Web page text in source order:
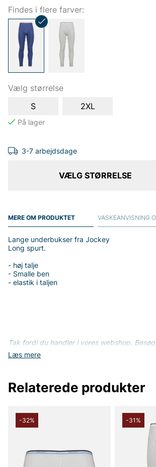
Findes i flere farver:
Vælg størrelse
S
2XL
3-7 arbejdsdage
VÆLG STØRRELSE
MERE OM PRODUKTET
Læs mere
Lange underbukser fra Jockey
Long spurt.
- høj talje
- Smalle ben
- elastik i taljen
Tak fordi du handler i vores webshop.
Vingåker.
VASKEANVISNING
Relaterede produkter
-32% -31%